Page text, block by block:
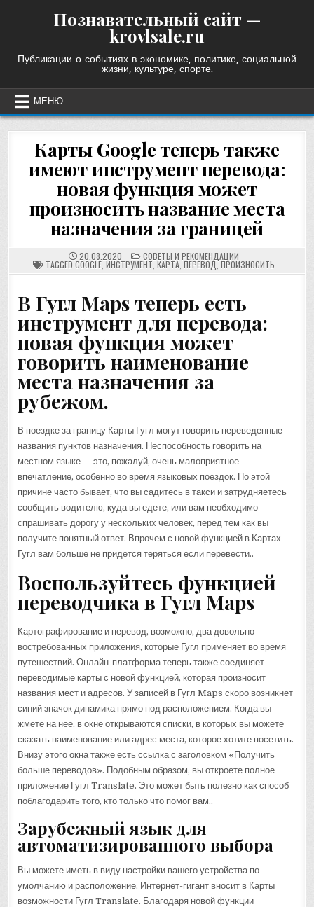
Познавательный сайт —
krovlsale.ru
Публикации о событиях в экономике, политике, социальной
жизни, культуре, спорте.
МЕНЮ
Карты Google теперь также
имеют инструмент перевода:
новая функция может
произносить название места
назначения за границей
20.08.2020 POSTED
IN
СОВЕТЫ И РЕКОМЕНДАЦИИ
TAGGED GOOGLE, ИНСТРУМЕНТ КАРТА, ПЕРЕВОД,ПРОИЗНОСИТЬ
В Гугл Maps теперь есть
инструмент для перевода:
новая функция может
говорить наименование
места назначения за
рубежом.
В поездке за границу Карты Гугл могут говорить переведенные
названия пунктов назначения. Неспособность говорить на
местном языке — это, пожалуй, очень малоприятное
впечатление, особенно во время языковых поездок. По этой
причине часто бывает, что вы садитесь в такси и затрудняетесь
сообщить водителю, куда вы едете, или вам необходимо
спрашивать дорогу у нескольких человек, перед тем как вы
получите понятный ответ. Впрочем с новой функцией в Картах
Гугл вам больше не придется теряться если перевести..
Воспользуйтесь функцией
переводчика в Гугл Maps
Картографирование и перевод, возможно, два довольно
востребованных приложения, которые Гугл применяет во время
путешествий. Онлайн-платформа теперь также соединяет
переводимые карты с новой функцией, которая произносит
названия мест и адресов. У записей в Гугл Maps скоро возникнет
синий значок динамика прямо под расположением. Когда вы
жмете на нее, в окне открываются списки, в которых вы можете
сказать наименование или адрес места, которое хотите посетить.
Внизу этого окна также есть ссылка с заголовком «Получить
больше переводов». Подобным образом, вы откроете полное
приложение Гугл Translate. Это может быть полезно как способ
поблагодарить того, кто только что помог вам..
Зарубежный язык для
автоматизированного выбора
Вы можете иметь в виду настройки вашего устройства по
умолчанию и расположение. Интернет-гигант вносит в Карты
возможности Гугл Translate. Благодаря новой функции